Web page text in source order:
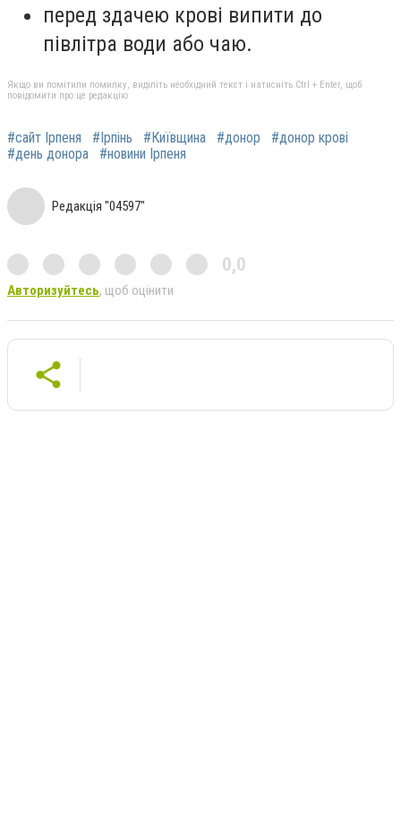
перед здачею крові випити до
півлітра води або чаю.
Якщо ви помітили помилку, виділіть необхідний текст і натисніть Ctrl + Enter, щоб
повідомити про це редакцію
#сайт Ірпеня #Ірпінь #Київщина #донор
#донор крові
#день донора
#новини Ірпеня
Редакція "04597"
0,0
Авторизуйтесь, щоб оцінити